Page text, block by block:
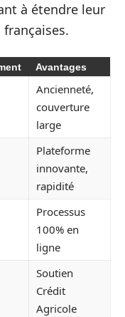
à étendre leur
Avantages
Ancienneté,
couverture
large
Plateforme
innovante,
rapidité
Processus
100% en
ligne
Soutien
Crédit
Agricole